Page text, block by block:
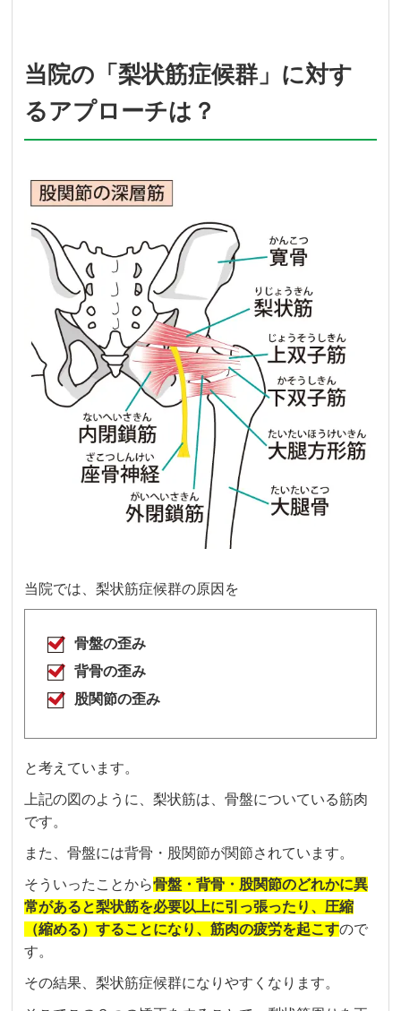
当院の「梨状筋症候群」に対す
るアプローチは？
当院では、梨状筋症候群の原因を
骨盤の歪み
背骨の歪み
股関節の歪み
と考えています。
上記の図のように、梨状筋は、骨盤についている筋肉
です。
また、骨盤には背骨・股関節が関節されています。
そういったことから骨盤・背骨・股関節のどれかに異
常があると梨状筋を必要以上に引っ張ったり、圧縮
（縮める）することになり、筋肉の疲労を起こすので
す。
その結果、梨状筋症候群になりやすくなります。